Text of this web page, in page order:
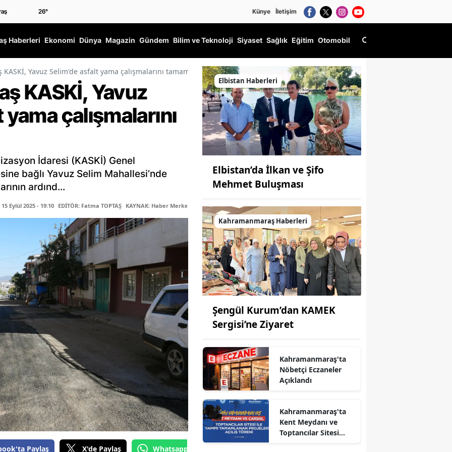
26° Künye İletişim
Haberleri Ekonomi Dünya Magazin Gündem Bilim ve Teknoloji Siyaset Sağlık Eğitim Otomobil
Yavuz Selim'de asfalt yama çalışmalarını tamamladı
KASKİ, Yavuz
çalışmalarını
İdaresi (KASKİ) Genel
bağlı Yavuz Selim Mahallesi’nde
ardınd...
15 Eylül 2025 - 19:10 EDİTÖR: Fatma TOPTAŞ KAYNAK: Haber Merkezi
Paylaş X'de Paylaş Whatsapp'tan Gönder
Elbistan Haberleri
Elbistan’da İlkan ve Şifo
Mehmet Buluşması
Kahramanmaraş Haberleri
Şengül Kurum’dan KAMEK
Sergisi’ne Ziyaret
Kahramanmaraş'ta
Nöbetçi Eczaneler
Açıklandı
Kahramanmaraş'ta
Kent Meydanı ve
Toptancılar Sitesi